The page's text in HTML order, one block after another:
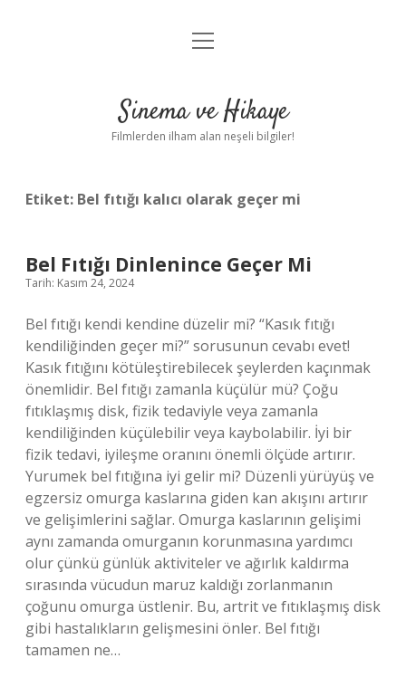
Gizlilik Politikası
Yasal Uyarı
menüyü
Sinema ve Hikaye
Filmlerden ilham alan neşeli bilgiler!
Etiket: Bel fıtığı kalıcı olarak geçer mi
Bel Fıtığı Dinlenince Geçer Mi
Tarih: Kasım 24, 2024
Bel fıtığı kendi kendine düzelir mi? “Kasık fıtığı
kendiliğinden geçer mi?” sorusunun cevabı evet!
Kasık fıtığını kötüleştirebilecek şeylerden kaçınmak
önemlidir. Bel fıtığı zamanla küçülür mü? Çoğu
fıtıklaşmış disk, fizik tedaviyle veya zamanla
kendiliğinden küçülebilir veya kaybolabilir. İyi bir
fizik tedavi, iyileşme oranını önemli ölçüde artırır.
Yurumek bel fıtığına iyi gelir mi? Düzenli yürüyüş ve
egzersiz omurga kaslarına giden kan akışını artırır
ve gelişimlerini sağlar. Omurga kaslarının gelişimi
aynı zamanda omurganın korunmasına yardımcı
olur çünkü günlük aktiviteler ve ağırlık kaldırma
sırasında vücudun maruz kaldığı zorlanmanın
çoğunu omurga üstlenir. Bu, artrit ve fıtıklaşmış disk
gibi hastalıkların gelişmesini önler. Bel fıtığı
tamamen ne…